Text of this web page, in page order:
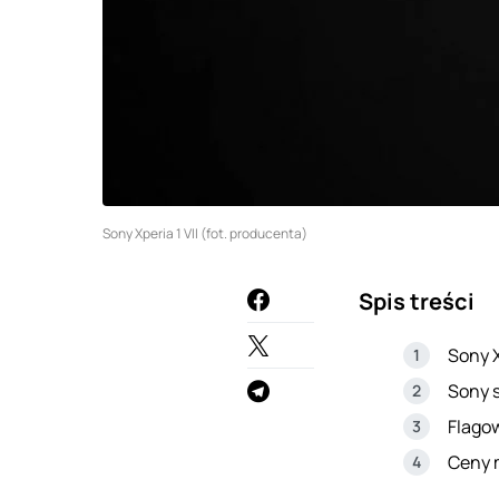
Sony Xperia 1 VII (fot. producenta)
Spis treści
Sony
Sony
Ceny